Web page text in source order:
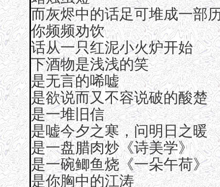
而灰烬中的话足可堆成一部
你频频劝饮
话从一只红泥小火炉开始
下酒物是浅浅的笑
是无言的唏嘘
是欲说而又不容说破的酸楚
是一堆旧信
是嘘今夕之寒，问明日之暖
是一盘腊肉炒《诗美学》
是一碗鲫鱼烧《一朵午荷》
是你胸中的江涛